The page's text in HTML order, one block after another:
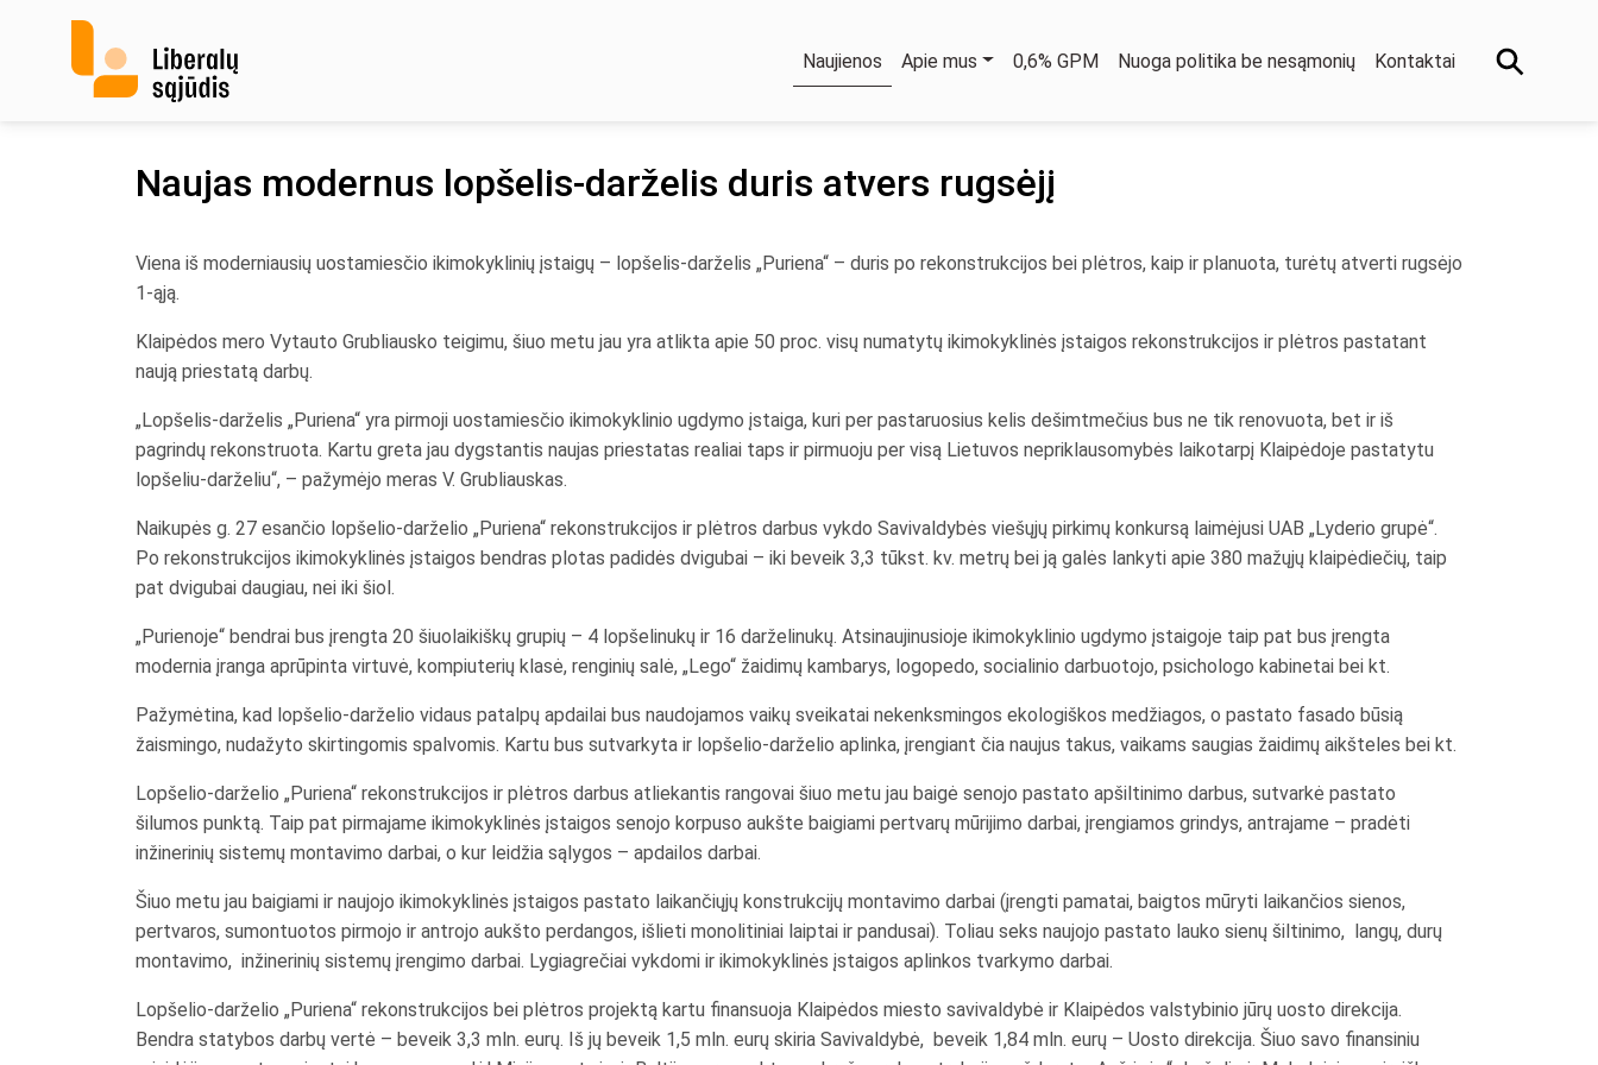
Naujienos Apie mus 0,6% GPM Nuoga politika be nesąmonių Kontaktai
Naujas modernus lopšelis-darželis duris atvers rugsėjį
Viena iš moderniausių uostamiesčio ikimokyklinių įstaigų – lopšelis-darželis „Puriena“ – duris po rekonstrukcijos bei plėtros, kaip ir planuota, turėtų atverti rugsėjo
1-ąją.
Klaipėdos mero Vytauto Grubliausko teigimu, šiuo metu jau yra atlikta apie 50 proc. visų numatytų ikimokyklinės įstaigos rekonstrukcijos ir plėtros pastatant
naują priestatą darbų.
„Lopšelis-darželis „Puriena“ yra pirmoji uostamiesčio ikimokyklinio ugdymo įstaiga, kuri per pastaruosius kelis dešimtmečius bus ne tik renovuota, bet ir iš
pagrindų rekonstruota. Kartu greta jau dygstantis naujas priestatas realiai taps ir pirmuoju per visą Lietuvos nepriklausomybės laikotarpį Klaipėdoje pastatytu
lopšeliu-darželiu“, – pažymėjo meras V. Grubliauskas.
Naikupės g. 27 esančio lopšelio-darželio „Puriena“ rekonstrukcijos ir plėtros darbus vykdo Savivaldybės viešųjų pirkimų konkursą laimėjusi UAB „Lyderio grupė“.
Po rekonstrukcijos ikimokyklinės įstaigos bendras plotas padidės dvigubai – iki beveik 3,3 tūkst. kv. metrų bei ją galės lankyti apie 380 mažųjų klaipėdiečių, taip
pat dvigubai daugiau, nei iki šiol.
„Purienoje“ bendrai bus įrengta 20 šiuolaikiškų grupių – 4 lopšelinukų ir 16 darželinukų. Atsinaujinusioje ikimokyklinio ugdymo įstaigoje taip pat bus įrengta
modernia įranga aprūpinta virtuvė, kompiuterių klasė, renginių salė, „Lego“ žaidimų kambarys, logopedo, socialinio darbuotojo, psichologo kabinetai bei kt.
Pažymėtina, kad lopšelio-darželio vidaus patalpų apdailai bus naudojamos vaikų sveikatai nekenksmingos ekologiškos medžiagos, o pastato fasado būsią
žaismingo, nudažyto skirtingomis spalvomis. Kartu bus sutvarkyta ir lopšelio-darželio aplinka, įrengiant čia naujus takus, vaikams saugias žaidimų aikšteles bei kt.
Lopšelio-darželio „Puriena“ rekonstrukcijos ir plėtros darbus atliekantis rangovai šiuo metu jau baigė senojo pastato apšiltinimo darbus, sutvarkė pastato
šilumos punktą. Taip pat pirmajame ikimokyklinės įstaigos senojo korpuso aukšte baigiami pertvarų mūrijimo darbai, įrengiamos grindys, antrajame – pradėti
inžinerinių sistemų montavimo darbai, o kur leidžia sąlygos – apdailos darbai.
Šiuo metu jau baigiami ir naujojo ikimokyklinės įstaigos pastato laikančiųjų konstrukcijų montavimo darbai (įrengti pamatai, baigtos mūryti laikančios sienos,
pertvaros, sumontuotos pirmojo ir antrojo aukšto perdangos, išlieti monolitiniai laiptai ir pandusai). Toliau seks naujojo pastato lauko sienų šiltinimo, langų, durų
montavimo, inžinerinių sistemų įrengimo darbai. Lygiagrečiai vykdomi ir ikimokyklinės įstaigos aplinkos tvarkymo darbai.
Lopšelio-darželio „Puriena“ rekonstrukcijos bei plėtros projektą kartu finansuoja Klaipėdos miesto savivaldybė ir Klaipėdos valstybinio jūrų uosto direkcija.
Bendra statybos darbų vertė – beveik 3,3 mln. eurų. Iš jų beveik 1,5 mln. eurų skiria Savivaldybė, beveik 1,84 mln. eurų – Uosto direkcija. Šiuo savo finansiniu